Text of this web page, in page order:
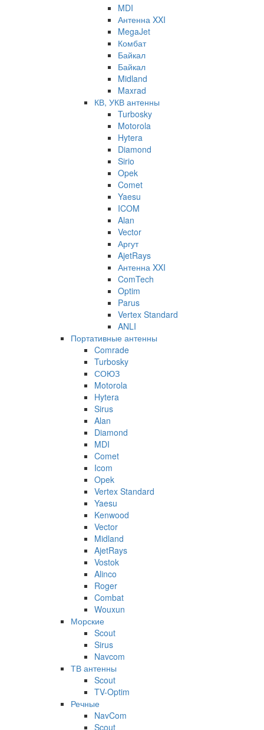
MDI
Антенна XXI
MegaJet
Комбат
Байкал
Байкал
Midland
Maxrad
КВ, УКВ антенны
Turbosky
Motorola
Hytera
Diamond
Sirio
Opek
Comet
Yaesu
ICOM
Alan
Vector
Аргут
AjetRays
Антенна XXI
ComTech
Optim
Parus
Vertex Standard
ANLI
Портативные антенны
Comrade
Turbosky
СОЮЗ
Motorola
Hytera
Sirus
Alan
Diamond
MDI
Comet
Icom
Opek
Vertex Standard
Yaesu
Kenwood
Vector
Midland
AjetRays
Vostok
Alinco
Roger
Combat
Wouxun
Морские
Scout
Sirus
Navcom
ТВ антенны
Scout
TV-Optim
Речные
NavCom
Scout